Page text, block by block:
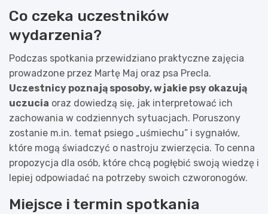
Co czeka uczestników
wydarzenia?
Podczas spotkania przewidziano praktyczne zajęcia
prowadzone przez Martę Maj oraz psa Precla.
Uczestnicy poznają sposoby, w jakie psy okazują
uczucia oraz dowiedzą się, jak interpretować ich
zachowania w codziennych sytuacjach. Poruszony
zostanie m.in. temat psiego „uśmiechu” i sygnałów,
które mogą świadczyć o nastroju zwierzęcia. To cenna
propozycja dla osób, które chcą pogłębić swoją wiedzę i
lepiej odpowiadać na potrzeby swoich czworonogów.
Miejsce i termin spotkania